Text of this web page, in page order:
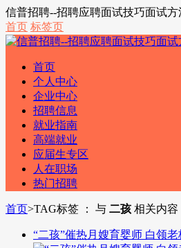
信普招聘--招聘应聘面试技巧面试
首页 标签页
首页
个人中心
企业中心
招聘信息
就业指南
高端就业
应届生专区
人在职场
热门招聘
首页>TAG标签 ： 与 二孩 相关内容
“二孩”催热月嫂育婴师 白领